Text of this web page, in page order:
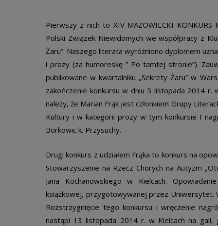
Pierwszy z nich to XIV MAZOWIECKI KONKURS
Polski Związek Niewidomych we współpracy z
Żaru”. Naszego literata wyróżniono dyplomem
i prozy (za humoreskę ” Po tamtej stronie”).
publikowane w kwartalniku „Sekrety Żaru” w
zakończenie konkursu w dniu 5 listopada 2014
należy, że Marian Frąk jest członkiem Grupy
Kultury i w kategorii prozy w tym konkursie I
Borkowic k. Przysuchy.
Drugi konkurs z udziałem Frąka to konkurs na
Stowarzyszenie na Rzecz Chorych na Autyzm
Jana Kochanowskiego w Kielcach.
książkowej, przygotowywanej przez Uniwersytet.
Rozstrzygnięcie tego konkursu i wręczenie
nastąpi 13 listopada 2014 r. w Kielcach na gali,